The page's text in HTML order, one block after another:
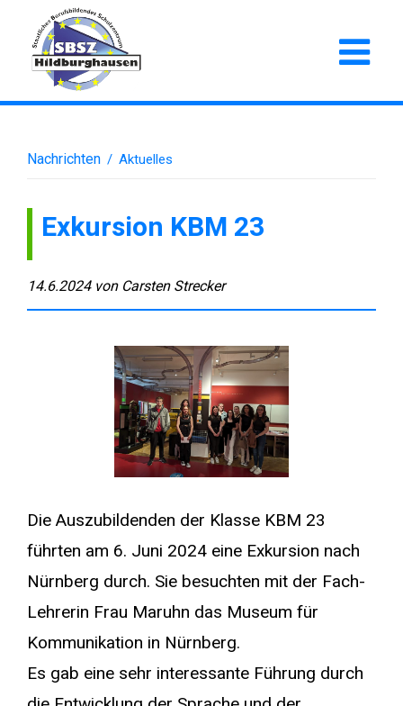
Nachrichten / Aktuelles
Exkursion KBM 23
14.6.2024 von Carsten Strecker
Die Auszubildenden der Klasse KBM 23
führten am 6. Juni 2024 eine Exkursion nach
Nürnberg durch. Sie besuchten mit der Fach-
Lehrerin Frau Maruhn das Museum für
Kommunikation in Nürnberg.
Es gab eine sehr interessante Führung durch